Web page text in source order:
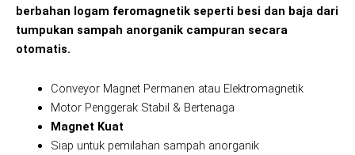
berbahan logam feromagnetik seperti besi dan baja dari
tumpukan sampah anorganik campuran secara
otomatis.
Conveyor Magnet Permanen atau Elektromagnetik
Motor Penggerak Stabil & Bertenaga
Magnet Kuat
Siap untuk pemilahan sampah anorganik